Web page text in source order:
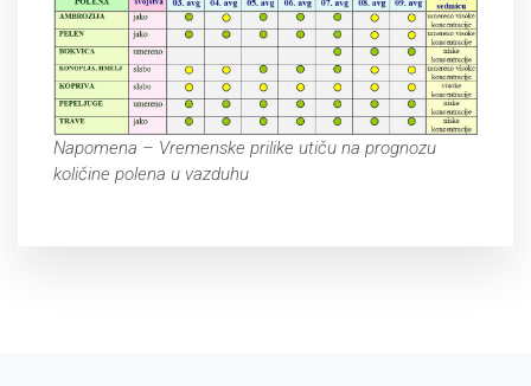
Napomena – Vremenske prilike utiču na prognozu
količine polena u vazduhu